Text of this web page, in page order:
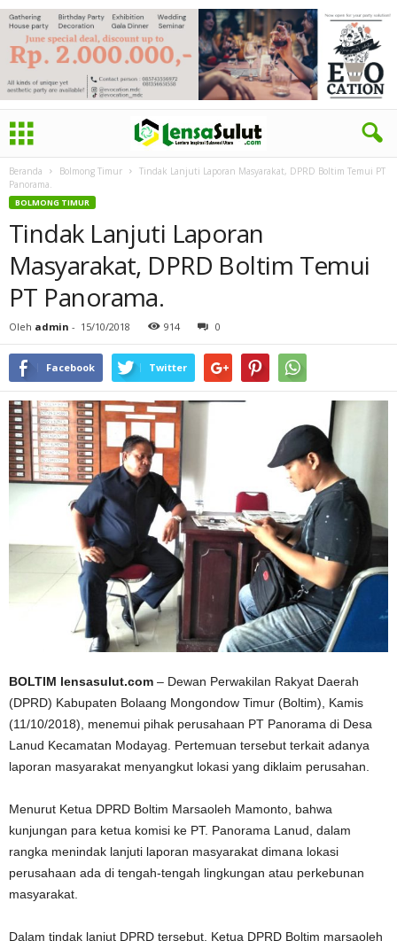
Beranda Bolmong Timur
Tindak Lanjuti Laporan Masyarakat, DPRD Boltim Temui PT
Panorama.
BOLMONG TIMUR
Tindak Lanjuti Laporan
Masyarakat, DPRD Boltim Temui
PT Panorama.
Oleh admin - 15/10/2018 914 0
Facebook Twitter
BOLTIM lensasulut.com – Dewan Perwakilan Rakyat Daerah
(DPRD) Kabupaten Bolaang Mongondow Timur (Boltim), Kamis
(11/10/2018), menemui pihak perusahaan PT Panorama di Desa
Lanud Kecamatan Modayag. Pertemuan tersebut terkait adanya
laporan masyarakat menyangkut lokasi yang diklaim perusahan.
Menurut Ketua DPRD Boltim Marsaoleh Mamonto, bahwa
kunjungan para ketua komisi ke PT. Panorama Lanud, dalam
rangka menindak lanjuti laporan masyarakat dimana lokasi
perusahaan ada di tengah-tengah lingkungan atau perkebunan
masyarakat.
Dalam tindak lanjut DPRD tersebut, Ketua DPRD Boltim marsaoleh